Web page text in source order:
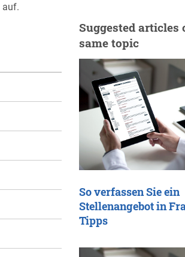
auf.
Suggested articles
same topic
So verfassen Sie ein
Stellenangebot in
Tipps